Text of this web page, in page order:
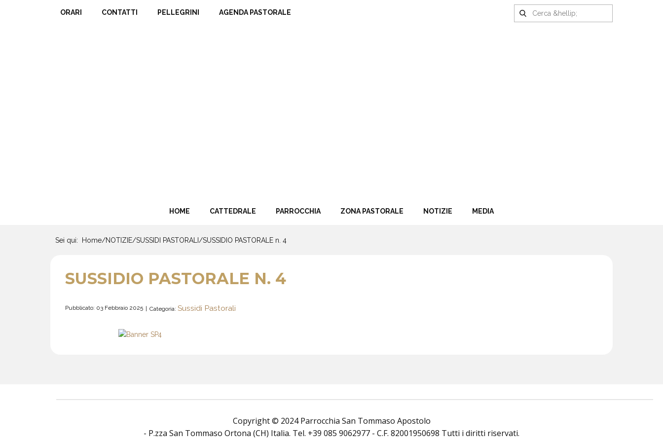
ORARI CONTATTI PELLEGRINI AGENDA PASTORALE
HOME CATTEDRALE PARROCCHIA ZONA PASTORALE NOTIZIE MEDIA
Sei qui: Home/NOTIZIE/SUSSIDI PASTORALI/SUSSIDIO PASTORALE n. 4
SUSSIDIO PASTORALE N. 4
Pubblicato: 03 Febbraio 2025 Categoria: Sussidi Pastorali
Copyright © 2024 Parrocchia San Tommaso Apostolo
- P.zza San Tommaso Ortona (CH) Italia. Tel. +39 085 9062977 - C.F. 82001950698 Tutti i diritti riservati.